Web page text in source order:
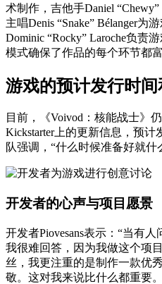
术制作，吉他手Daniel
主唱Denis “Snake” Bélanger
Dominic “Rocky” Laroche负责
模式确保了作品的每个环节都
游戏的预计发行时
目前，《Voivod：核能战士》
Kickstarter上的更新信息，预计
队强调，“什么时候准备好就什
开发者的心声与项目愿景
开发者Piovesans表示：“当有
我很难回答，因为我做这个项
丝，我更注重的是制作一款优
敬。这对我来说比什么都重要